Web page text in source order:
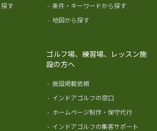
す
- 条件・キーワードから探す
- 地図から探す
ゴルフ場、練習場、レッスン施
設の方へ
- 施設掲載依頼
- インドアゴルフの窓口
- ホームページ制作・保守代行
- インドアゴルフの集客サポート